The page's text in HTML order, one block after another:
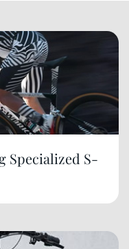
Specialized S-